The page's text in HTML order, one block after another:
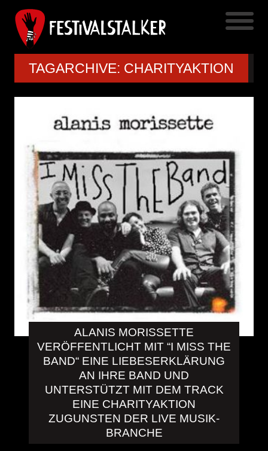
TAGARCHIVE: CHARITYAKTION
ALANIS MORISSETTE
VERÖFFENTLICHT MIT “I MISS THE
BAND“ EINE LIEBESERKLÄRUNG
AN IHRE BAND UND
UNTERSTÜTZT MIT DEM TRACK
EINE CHARITYAKTION
ZUGUNSTEN DER LIVE MUSIK-
BRANCHE